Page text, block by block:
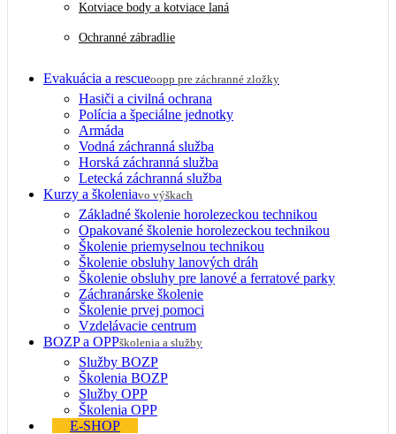
Kotviace body a kotviace laná
Ochranné zábradlie
Evakuácia a rescueoopp pre záchranné zložky
Hasiči a civilná ochrana
Polícia a špeciálne jednotky
Armáda
Vodná záchranná služba
Horská záchranná služba
Letecká záchranná služba
Kurzy a školeniavo výškach
Základné školenie horolezeckou technikou
Opakované školenie horolezeckou technikou
Školenie priemyselnou technikou
Školenie obsluhy lanových dráh
Školenie obsluhy pre lanové a ferratové parky
Záchranárske školenie
Školenie prvej pomoci
Vzdelávacie centrum
BOZP a OPPškolenia a služby
Služby BOZP
Školenia BOZP
Služby OPP
Školenia OPP
E-SHOP